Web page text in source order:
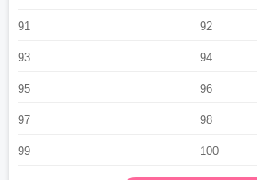
91 92
93 94
95 96
97 98
99 100